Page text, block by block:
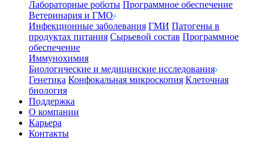
Лабораторные роботы Программное обеспечение
Ветеринария и ГМО
Инфекционные заболевания ГМИ Патогены в
продуктах питания Сырьевой состав Программное
обеспечение
Иммунохимия
Биологические и медицинские исследования
Генетика Конфокальная микроскопия Клеточная
биология
Поддержка
О компании
Карьера
Контакты